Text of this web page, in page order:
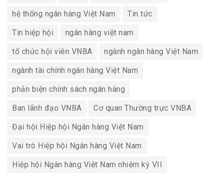
hệ thống ngân hàng Việt Nam Tin tức
Tin hiệp hội ngân hàng việt nam
tổ chức hội viên VNBA ngành ngân hàng Việt Nam
ngành tài chính ngân hàng Việt Nam
phản biện chính sách ngân hàng
Ban lãnh đạo VNBA Cơ quan Thường trực VNBA
Đại hội Hiệp hội Ngân hàng Việt Nam
Vai trò Hiệp hội Ngân hàng Việt Nam
Hiệp hội Ngân hàng Việt Nam nhiệm kỳ VII